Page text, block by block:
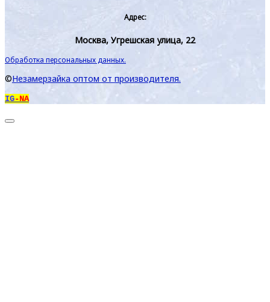
Адрес:
Москва, Угрешская улица, 22
Обработка персональных данных.
©Незамерзайка оптом от производителя.
IG-NA